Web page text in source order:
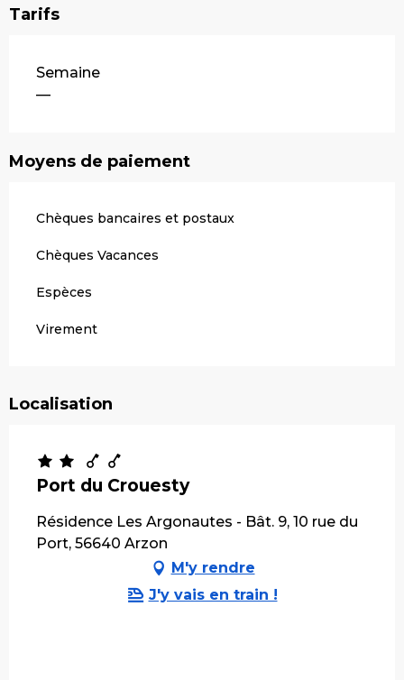
Tarifs
Tarifs 2026
Semaine
—
Moyens de paiement
Chèques bancaires et postaux
Chèques Vacances
Espèces
Virement
Localisation
Port du Crouesty
Résidence Les Argonautes - Bât. 9, 10 rue du
Port, 56640 Arzon
M'y rendre
J'y vais en train !